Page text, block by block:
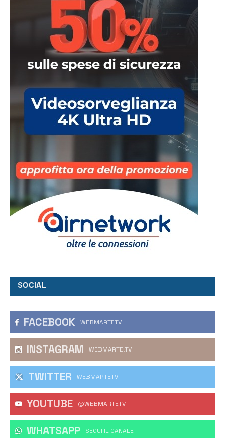
SOCIAL
FACEBOOK WEBMARTETV
INSTAGRAM WEBMARTE.TV
TWITTER WEBMARTETV
YOUTUBE @WEBMARTETV
WHATSAPP ‎SEGUI IL CANALE